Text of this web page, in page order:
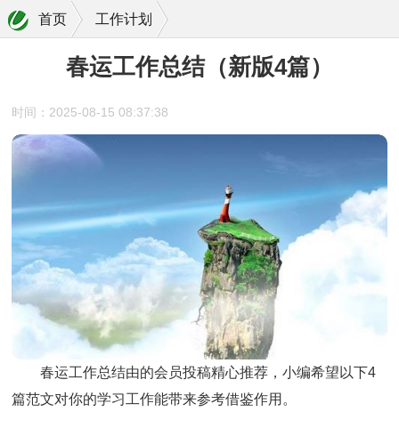
首页 工作计划
春运工作总结（新版4篇）
时间：2025-08-15 08:37:38
春运工作总结由的会员投稿精心推荐，小编希望以下4
篇范文对你的学习工作能带来参考借鉴作用。